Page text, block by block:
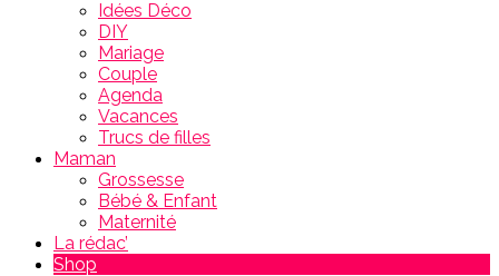
Idées Déco
DIY
Mariage
Couple
Agenda
Vacances
Trucs de filles
Maman
Grossesse
Bébé & Enfant
Maternité
La rédac’
Shop